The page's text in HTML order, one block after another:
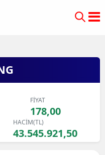
FİYAT
178,00
HACİM(TL)
43.545.921,50